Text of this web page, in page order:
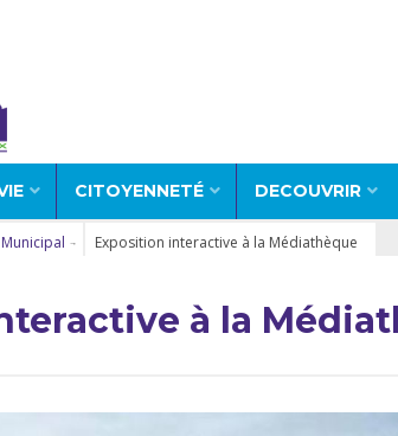
CITOYENNETÉ DECOUVRIR
Municipal Exposition interactive à la Médiathèque
à la